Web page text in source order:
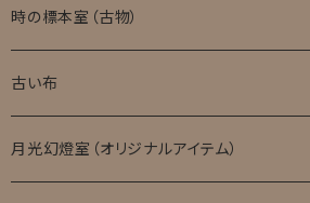
実験消耗品
キット・完成品
時の標本室（古物）
ローマングラス
古い布
月光幻燈室（オリジナルアイテム）